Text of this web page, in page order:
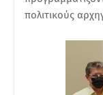
πολιτικούς